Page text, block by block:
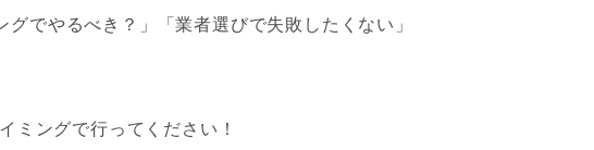
でやるべき？」「業者選びで失敗したくない」
ミングで行ってください！